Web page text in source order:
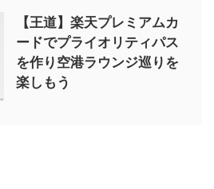
【王道】楽天プレミアムカ
ードでプライオリティパス
を作り空港ラウンジ巡りを
楽しもう